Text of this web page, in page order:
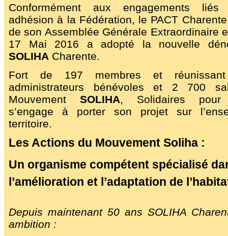
Les associations
Affiches 2023-2024
Affiches 2024-2025
Conformément aux engagements
adhésion à la Fédération, le PACT
de son Assemblée Générale Extraordinaire
17 Mai 2016 a adopté la nouvelle
SOLIHA Charente.
Fort de 197 membres et
administrateurs bénévoles et 2 700
Mouvement SOLIHA , Solidaires pour
s’engage à porter son projet sur
territoire.
Les Actions du Mouvement Soliha :
Un organisme compétent spécialisé
l’amélioration et l’adaptation de
Depuis maintenant 50 ans SOLIHA
ambition :